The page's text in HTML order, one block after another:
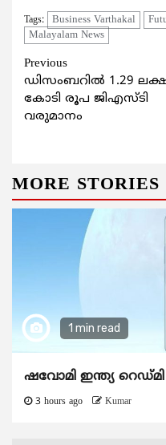
Tags: Business Varthakal
Malayalam News
Continue
Reading
Previous
ഡിസംബറിൽ 1.29
കോടി രൂപ ജിഎസ്ടി
വരുമാനം
MORE STORIES
1 min read
ഷവോമി ഇന്ത്യ റെഡ്മി
3 hours ago Kumar